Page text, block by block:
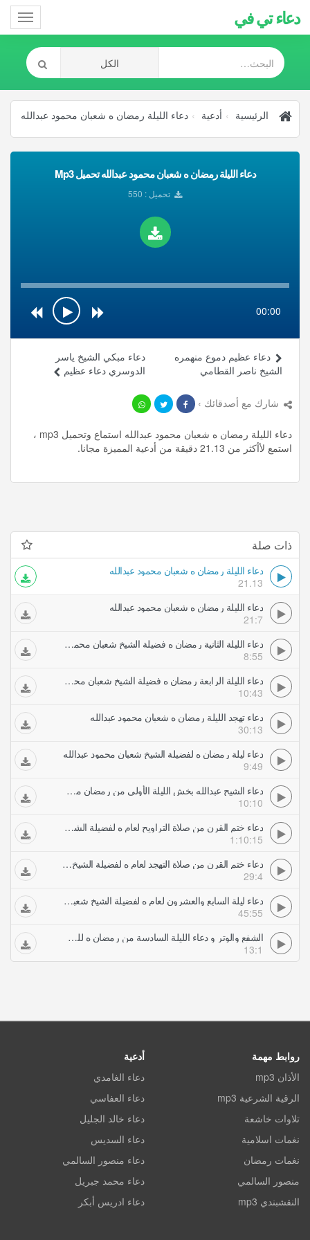
دعاء تي في
الرئيسية أدعية دعاء الليلة رمضان ه شعبان محمود عبدالله
دعاء الليلة رمضان ه شعبان محمود عبدالله تحميل Mp3
تحميل : 550
00:00
دعاء مبكي الشيخ ياسر
الدوسري دعاء عظيم
دعاء عظيم دموع منهمره
الشيخ ناصر القطامي
شارك مع أصدقائك ›
دعاء الليلة رمضان ه شعبان محمود عبدالله استماع وتحميل mp3 ،
استمع لأأكثر من 21.13 دقيقة من أدعية المميزة مجانا.
ذات صلة
دعاء الليلة رمضان ه شعبان محمود عبدالله
21.13
دعاء الليلة رمضان ه شعبان محمود عبدالله
21:7
دعاء الليلة الثانية رمضان ه فضيلة الشيخ شعبان محمود عبدالله
8:55
دعاء الليلة الرابعة رمضان ه فضيلة الشيخ شعبان محمود عبدالله
10:43
دعاء تهجد الليلة رمضان ه شعبان محمود عبدالله
30:13
دعاء ليلة رمضان ه لفضيلة الشيخ شعبان محمود عبدالله
9:49
دعاء الشيح عبدالله بخش الليلة الأولى من رمضان من جامع السلام بمكة
10:10
دعاء ختم القرن من صلاة التراويح لعام ه لفضيلة الشيخ شعبان محمود عبدالله
1:10:15
دعاء ختم القرن من صلاة التهجد لعام ه لفضيلة الشيخ شعبان محمود عبدالله
29:4
دعاء ليلة السابع والعشرون لعام ه لفضيلة الشيخ شعبان محمود عبدالله
45:55
الشفع والوتر و دعاء الليلة السادسة من رمضان ه للشيخ إدريس أبكر
13:1
روابط مهمة
الأذان mp3
الرقية الشرعية mp3
تلاوات خاشعة
نغمات اسلامية
نغمات رمضان
منصور السالمي
النقشبندي mp3
أدعية
دعاء الغامدي
دعاء العفاسي
دعاء خالد الجليل
دعاء السديس
دعاء منصور السالمي
دعاء محمد جبريل
دعاء ادريس أبكر